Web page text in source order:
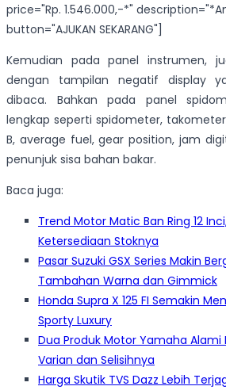
price="Rp. 1.546.000,-*"
button="AJUKAN SEKARANG"]
Kemudian pada panel instrumen,
dengan tampilan negatif display
dibaca. Bahkan pada panel
lengkap seperti spidometer,
B, average fuel, gear position, jam
penunjuk sisa bahan bakar.
Baca juga:
Trend Motor Matic Ban Ring 12
Ketersediaan Stoknya
Pasar Suzuki GSX Series Makin
Tambahan Warna dan Gimmick
Honda Supra X 125 FI Semakin
Sporty Luxury
Dua Produk Motor Yamaha Alami
Varian dan Selisihnya
Harga Skutik TVS Dazz Lebih